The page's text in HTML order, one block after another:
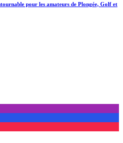
pour les amateurs de Plongée, Golf et